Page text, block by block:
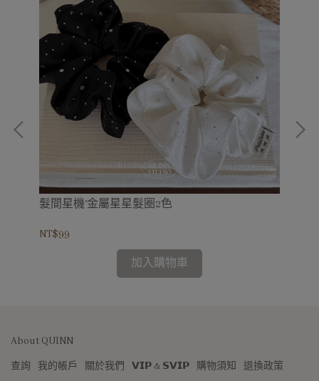
髮間星機'金屬星星髮圈2色
NT$99
加入購物車
About QUINN
查詢 我的帳戶 關於我們 𝗩𝗜𝗣 & 𝗦𝗩𝗜𝗣 購物須知
退換政策